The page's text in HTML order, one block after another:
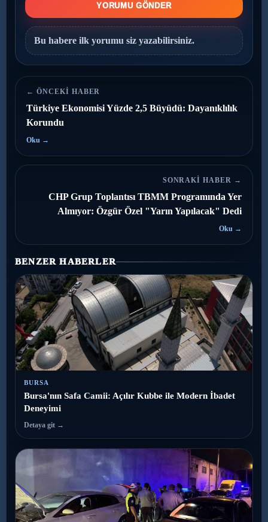
YORUMU GÖNDER
Bu habere ilk yorumu siz yazabilirsiniz.
← ÖNCEKI HABER
Türkiye Ekonomisi Yüzde 2,5 Büyüdü: Dayanıklılık
Korundu
Oku →
SONRAKI HABER →
CHP Grup Toplantısı TBMM Programında Yer
Almıyor: Özgür Özel "Yarın Yapılacak" Dedi
Oku →
BENZER HABERLER
BURSA
Bursa'nın Safa Camii: Açılır Kubbe ile Modern İbadet
Deneyimi
Detaya git →